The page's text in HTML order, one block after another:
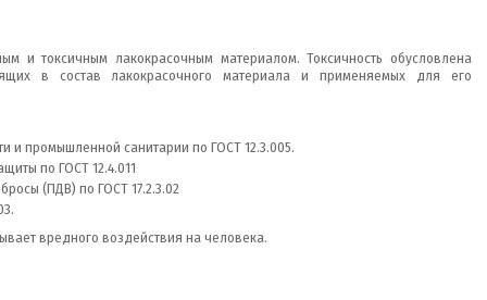
и токсичным лакокрасочным материалом. Токсичность обусловлена
в состав лакокрасочного материала и применяемых для его
и промышленной санитарии по ГОСТ 12.3.005.
по ГОСТ 12.4.011
(ПДВ) по ГОСТ 17.2.3.02
вредного воздействия на человека.